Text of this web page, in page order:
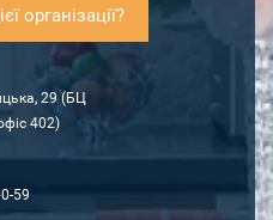
організації?
29 (БЦ
402)
59